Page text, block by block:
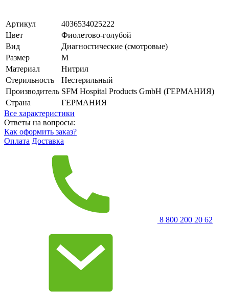
Артикул
4036534025222
Цвет
Фиолетово-голубой
Вид
Диагностические (смотровые)
Размер
M
Материал
Нитрил
Стерильность
Нестерильный
Производитель SFM Hospital Products GmbH (ГЕРМАНИЯ)
Страна
ГЕРМАНИЯ
Все характеристики
Ответы на вопросы:
Как оформить заказ?
Оплата Доставка
8 800 200 20 62